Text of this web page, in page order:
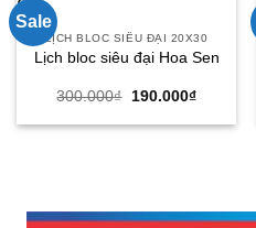
Sale
LỊCH BLOC SIÊU ĐẠI 20X30
Lịch bloc siêu đại Hoa Sen
300.000₫
Giá
là:
190.000₫Giá
tại